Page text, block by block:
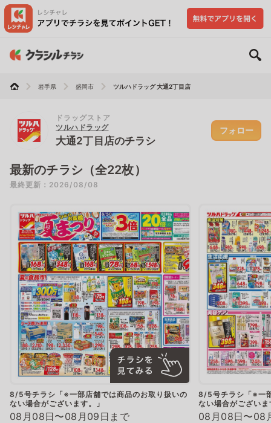
岩手県 盛岡市 ツルハドラッグ 大通2丁目店
ドラッグストア
ツルハドラッグ
大通2丁目店のチラシ
フォロー
最新のチラシ（全22枚）
最終更新：2026/08/08
8/5号チラシ「※一部店舗では商品のお取り扱いの
ない場合がございます。」
08月08日〜08月09日まで
8/5号チラシ「※一
ない場合がございま
08月08日〜08